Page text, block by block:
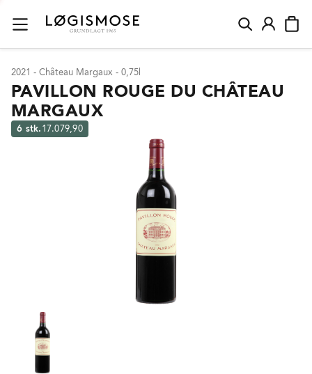
2021 - Château Margaux - 0,75l
PAVILLON ROUGE DU CHÂTEAU
MARGAUX
6 stk. 17.079,90